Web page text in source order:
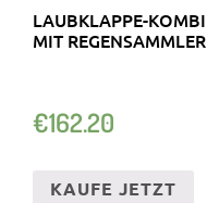
LAUBKLAPPE-KOMBI
MIT REGENSAMMLER
€162.20
KAUFE JETZT